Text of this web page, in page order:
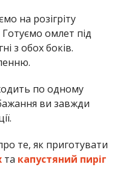
на розігріту
омлет під
з обох боків.
по одному
ви завжди
те, як приготувати
та капустяний пиріг